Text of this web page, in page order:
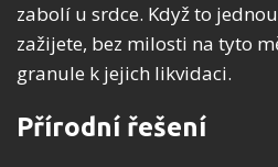
zabolí u srdce. Když to
zažijete, bez milosti na tyto
granule k jejich likvidaci.
Přírodní řešení